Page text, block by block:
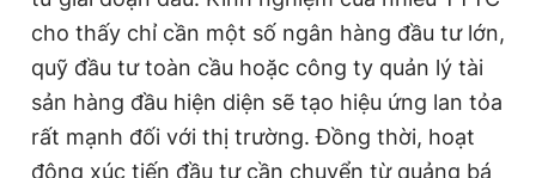
cho thấy chỉ cần một số ngân hàng đầu tư lớn,
quỹ đầu tư toàn cầu hoặc công ty quản lý tài
sản hàng đầu hiện diện sẽ tạo hiệu ứng lan tỏa
rất mạnh đối với thị trường. Đồng thời, hoạt
động xúc tiến đầu tư cần chuyển từ quảng bá